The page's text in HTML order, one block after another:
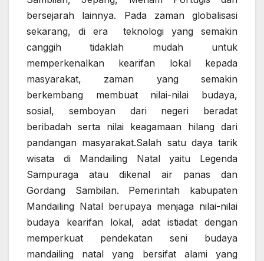
bersejarah lainnya. Pada zaman globalisasi
sekarang, di era teknologi yang semakin
canggih tidaklah mudah untuk
memperkenalkan kearifan lokal kepada
masyarakat, zaman yang semakin
berkembang membuat nilai-nilai budaya,
sosial, semboyan dari negeri beradat
beribadah serta nilai keagamaan hilang dari
pandangan masyarakat.Salah satu daya tarik
wisata di Mandailing Natal yaitu Legenda
Sampuraga atau dikenal air panas dan
Gordang Sambilan. Pemerintah kabupaten
Mandailing Natal berupaya menjaga nilai-nilai
budaya kearifan lokal, adat istiadat dengan
memperkuat pendekatan seni budaya
mandailing natal yang bersifat alami yang